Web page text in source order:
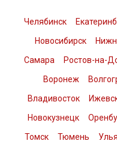
Челябинск
Новосибирск
Самара
Ростов-на-
Воронеж
Владивосток
Новокузнецк
Томск
Тюмень